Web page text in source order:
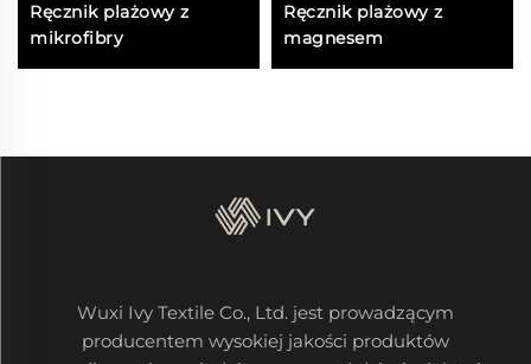
Ręcznik plażowy z
mikrofibry
Ręcznik plażowy z
magnesem
Wuxi Ivy Textile Co., Ltd. jest prowadzącym
producentem wysokiej jakości produktów